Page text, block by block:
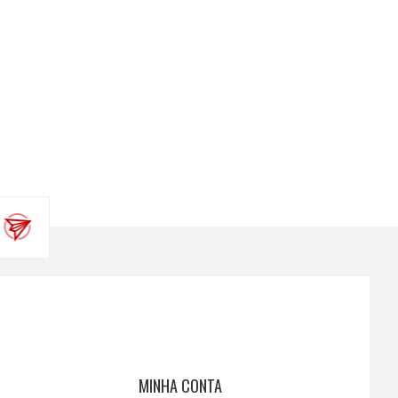
MINHA CONTA